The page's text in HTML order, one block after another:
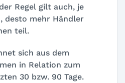
Regel gilt auch, je
desto mehr Händler
teil.
sich aus dem
in Relation zum
30 bzw. 90 Tage.